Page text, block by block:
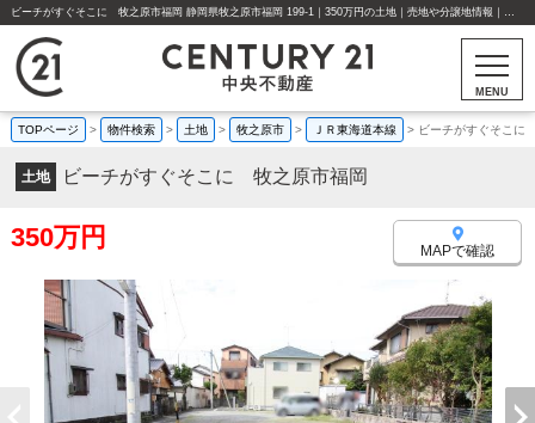
ビーチがすぐそこに 牧之原市福岡 静岡県牧之原市福岡 199-1｜350万円の土地｜売地や分譲地情報｜センチュリー21中央不動産
MENU
TOPページ > 物件検索 > 土地 > 牧之原市 > ＪＲ東海道本線 > ビーチがすぐそこに
土地 ビーチがすぐそこに 牧之原市福岡
350万円 MAPで確認